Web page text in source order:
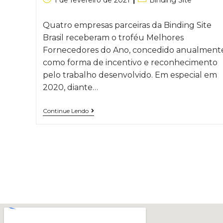
Quatro empresas parceiras da Binding Site
Brasil receberam o troféu Melhores
Fornecedores do Ano, concedido
como forma de incentivo e reconhecimento
pelo trabalho desenvolvido. Em especial em
2020, diante…
Continue Lendo